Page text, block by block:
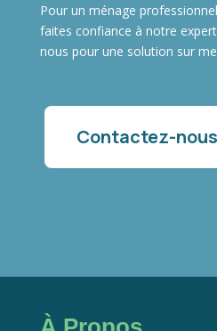
Pour un ménage
faites confiance à notre
nous pour une solution sur
Contactez-